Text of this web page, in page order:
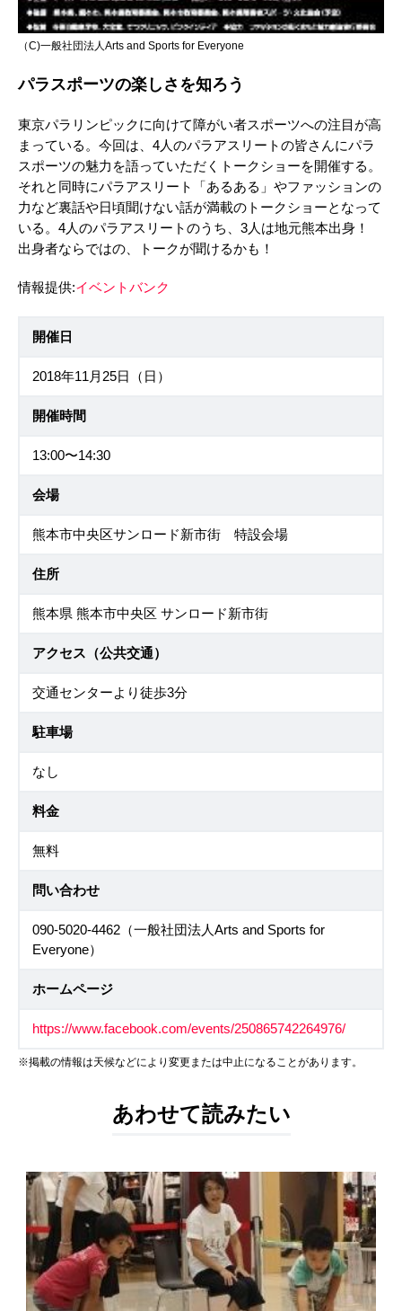
（C)一般社団法人Arts and Sports for Everyone
パラスポーツの楽しさを知ろう
東京パラリンピックに向けて障がい者スポーツへの注目が高
まっている。今回は、4人のパラアスリートの皆さんにパラ
スポーツの魅力を語っていただくトークショーを開催する。
それと同時にパラアスリート「あるある」やファッションの
力など裏話や日頃聞けない話が満載のトークショーとなって
いる。4人のパラアスリートのうち、3人は地元熊本出身！
出身者ならではの、トークが聞けるかも！
情報提供:イベントバンク
開催日
2018年11月25日（日）
開催時間
13:00〜14:30
会場
熊本市中央区サンロード新市街 特設会場
住所
熊本県 熊本市中央区 サンロード新市街
アクセス（公共交通）
交通センターより徒歩3分
駐車場
なし
料金
無料
問い合わせ
090-5020-4462（一般社団法人Arts and Sports for
Everyone）
ホームページ
https://www.facebook.com/events/250865742264976/
※掲載の情報は天候などにより変更または中止になることがあります。
あわせて読みたい